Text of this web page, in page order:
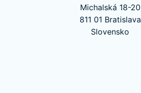
Michalská 18-20
811 01 Bratislava
Slovensko